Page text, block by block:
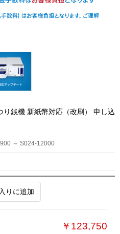
り銭機 新紙幣対応（改刷） 申し込
～ S024-12000
りに追加
￥123,750